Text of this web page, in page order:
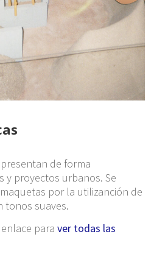
de forma
y proyectos urbanos. Se
por la utilizanción de
tonos suaves.
para ver todas las